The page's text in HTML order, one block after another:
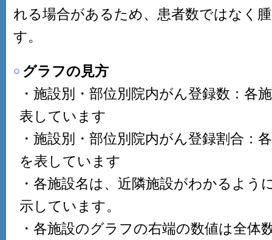
れる場合があるため、患者数ではなく
す。
グラフの見方
・施設別・部位別院内がん登録数：各
表しています
・施設別・部位別院内がん登録割合：
を表しています
・各施設名は、近隣施設がわかるよう
示しています。
・各施設のグラフの右端の数値は全体